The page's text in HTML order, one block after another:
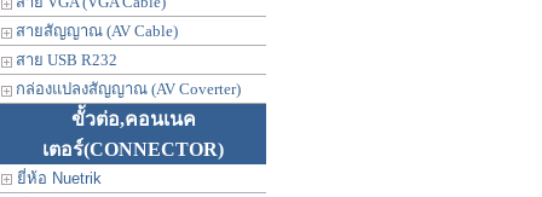
สายสัญญาณ (AV Cable)
สาย USB R232
กล่องแปลงสัญญาณ (AV Coverter)
ขั้วต่อ,คอนเนค
เตอร์(CONNECTOR)
ยี่ห้อ Nuetrik